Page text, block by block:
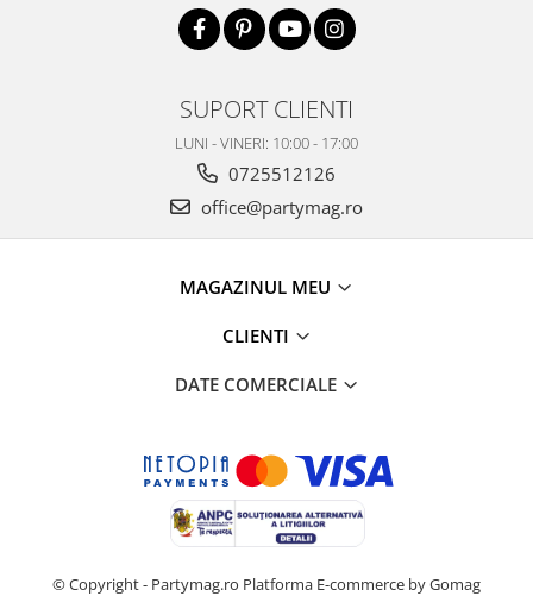
SUPORT CLIENTI
LUNI - VINERI: 10:00 - 17:00
0725512126
office@partymag.ro
MAGAZINUL MEU
CLIENTI
DATE COMERCIALE
© Copyright - Partymag.ro Platforma E-commerce by Gomag